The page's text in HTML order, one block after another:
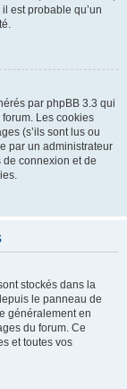
est probable qu’un
par phpBB 3.3 qui
Les cookies
(s’ils sont lus ou
par un administrateur
connexion et de
stockés dans la
le panneau de
généralement en
du forum. Ce
et toutes vos